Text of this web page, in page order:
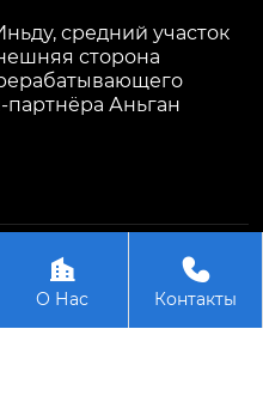
средний участок
сторона
Аньган
Тэнжуй

О Нас

Контакты